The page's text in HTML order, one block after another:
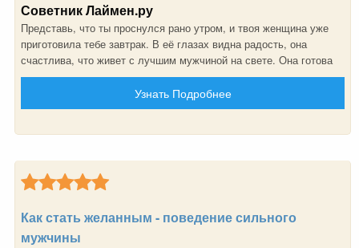
Советник Лаймен.ру
Представь, что ты проснулся рано утром, и твоя женщина уже
приготовила тебе завтрак. В её глазах видна радость, она
счастлива, что живет с лучшим мужчиной на свете. Она готова
выслушать все твои истории, она готова поддержать тебя в
любой ситуации. Она знает, что мужчине нужно расслабляться,
она готова дарить тебе свою нежность и любовь. Такими могут
Узнать Подробнее
Как стать желанным - поведение сильного
мужчины